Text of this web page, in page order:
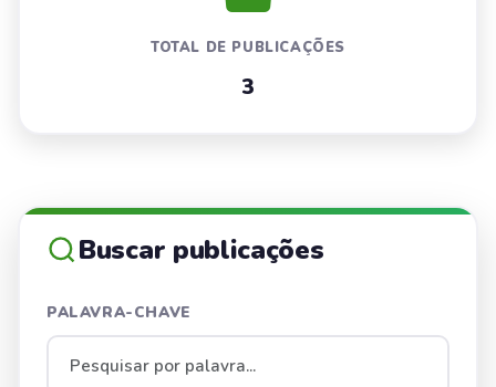
TOTAL DE PUBLICAÇÕES
3
Buscar publicações
PALAVRA-CHAVE